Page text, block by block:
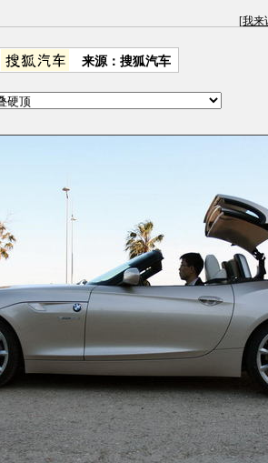
[我来
来源：搜狐汽车